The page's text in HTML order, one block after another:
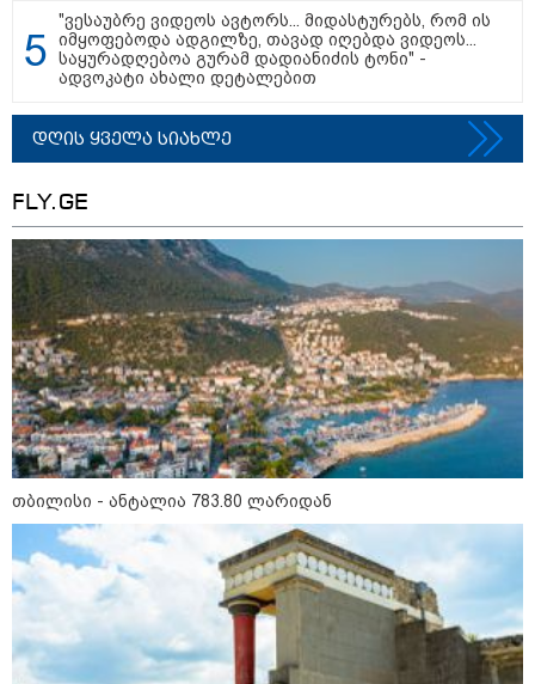
შეიძინე ალდაგის სამოგზაურო დაზღვევა და
მიიღე გაორმაგებული ინტერნეტი
11:36 / 08-08-2026
წელიწადნახევარში საქართველოში 164
ადამიანი დაიკარგა - 57 პირს ამ დრომდე
ეძებენ
"ვესაუბრე ვიდეოს ავტორს... მიდასტურებს, რომ ის
იმყოფებოდა ადგილზე, თავად იღებდა ვიდეოს...
საყურადღებოა გურამ დადიანიძის ტონი" -
ადვოკატი ახალი დეტალებით
დღის ყველა სიახლე
FLY.GE
თბილისი - ანტალია 783.80 ლარიდან